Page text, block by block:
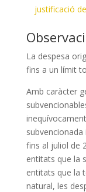
justificació
La despesa
fins a un límit
Amb caràcter
subvencionada
fins al juliol de
entitats que la
entitats que la
natural, les